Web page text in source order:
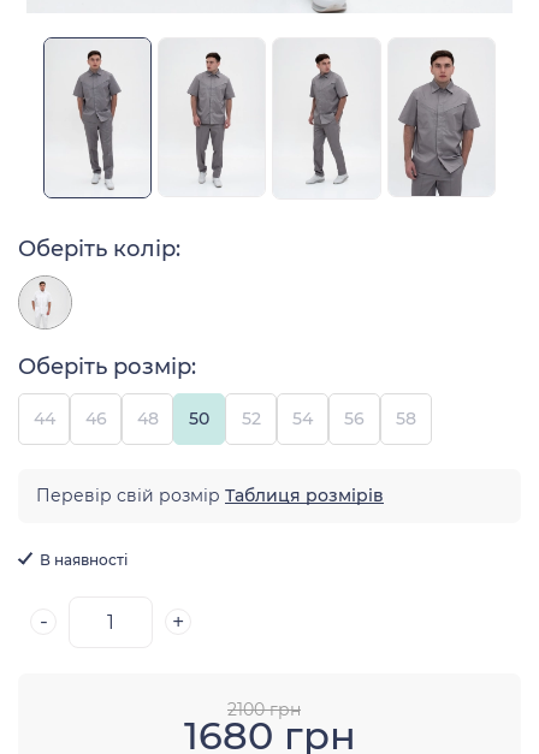
Оберіть колір:
Оберіть розмір:
44 46 48 50 52 54 56 58
Перевір свій розмір Таблиця розмірів
В наявності
- +
2100 грн
1680 грн